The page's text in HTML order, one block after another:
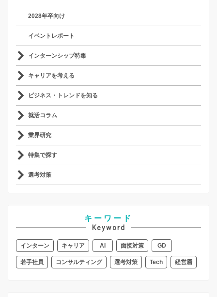
2028年卒向け
イベントレポート
インターンシップ特集
キャリアを考える
ビジネス・トレンドを知る
就活コラム
業界研究
特集で探す
選考対策
キーワード
Keyword
インターン キャリア AI 面接対策 GD
若手社員 コンサルティング 選考対策 Tech 経営層